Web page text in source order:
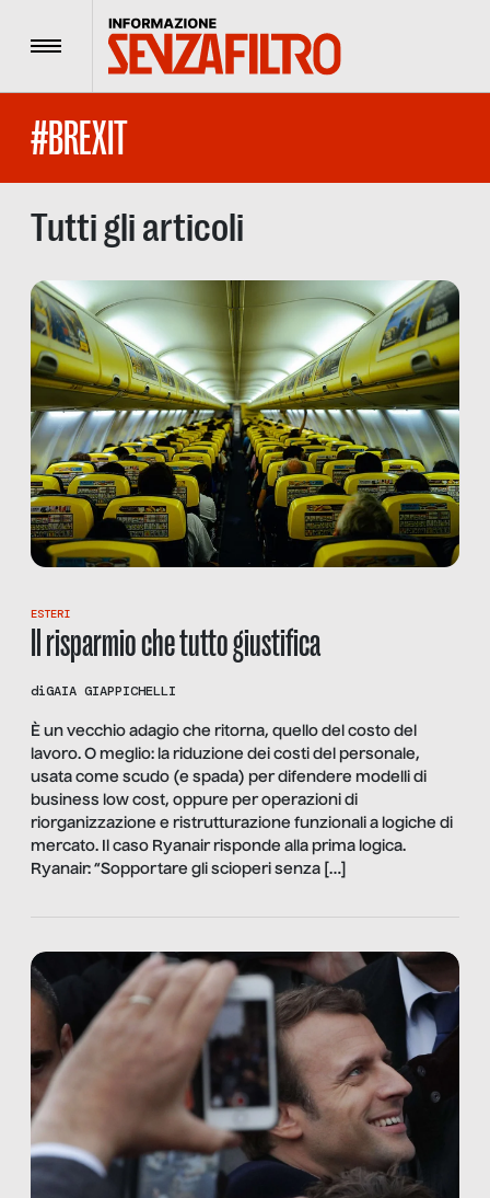
Menu
#BREXIT
Tutti gli articoli
ESTERI
Il risparmio che tutto giustifica
diGAIA GIAPPICHELLI
È un vecchio adagio che ritorna, quello del costo del
lavoro. O meglio: la riduzione dei costi del personale,
usata come scudo (e spada) per difendere modelli di
business low cost, oppure per operazioni di
riorganizzazione e ristrutturazione funzionali a logiche di
mercato. Il caso Ryanair risponde alla prima logica.
Ryanair: “Sopportare gli scioperi senza […]